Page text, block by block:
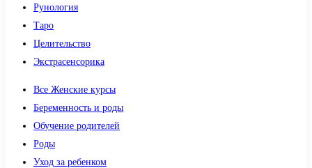
Рунология
Таро
Целительство
Экстрасенсорика
Все Женские курсы
Беременность и роды
Обучение родителей
Роды
Уход за ребенком